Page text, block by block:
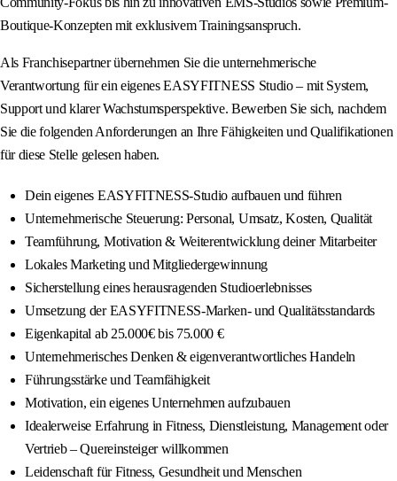
Boutique-Konzepten mit exklusivem Trainingsanspruch.
Als Franchisepartner übernehmen Sie die unternehmerische
Verantwortung für ein eigenes EASYFITNESS Studio – mit System,
Support und klarer Wachstumsperspektive. Bewerben Sie sich, nachdem
Sie die folgenden Anforderungen an Ihre Fähigkeiten und Qualifikationen
für diese Stelle gelesen haben.
Dein eigenes EASYFITNESS-Studio aufbauen und führen
Unternehmerische Steuerung: Personal, Umsatz, Kosten, Qualität
Teamführung, Motivation & Weiterentwicklung deiner Mitarbeiter
Lokales Marketing und Mitgliedergewinnung
Sicherstellung eines herausragenden Studioerlebnisses
Umsetzung der EASYFITNESS-Marken- und Qualitätsstandards
Eigenkapital ab 25.000€ bis 75.000 €
Unternehmerisches Denken & eigenverantwortliches Handeln
Führungsstärke und Teamfähigkeit
Motivation, ein eigenes Unternehmen aufzubauen
Idealerweise Erfahrung in Fitness, Dienstleistung, Management oder
Vertrieb – Quereinsteiger willkommen
Leidenschaft für Fitness, Gesundheit und Menschen